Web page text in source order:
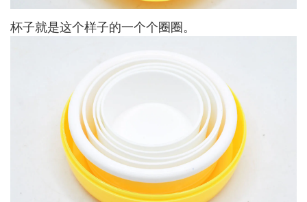
杯子就是这个样子的一个个圈圈。